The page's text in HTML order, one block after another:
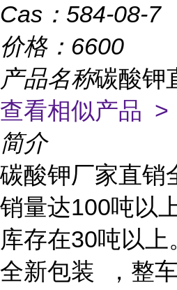
Cas： 584-08-7
价格： 6600
产品名称碳酸钾
查看相似产品 >
简介
碳酸钾厂家直销
销量达100吨以
库存在30吨以上
全新包装 ，整